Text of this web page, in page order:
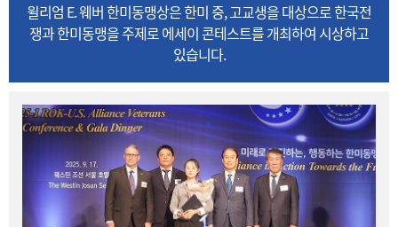
윌리엄 E. 웨버 한미동맹상은 한미 중, 고교생을 대상으로 한국전
쟁과 한미동맹을 주제로 에세이 콘테스트를 개최하여 시상하고
있습니다.